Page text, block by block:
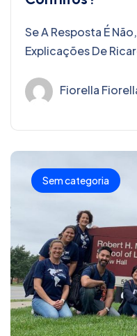
Se A Resposta É
Explicações De
Fiorella
Sem categoria